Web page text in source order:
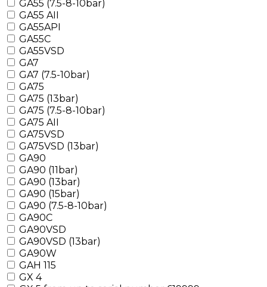
GA55 (7.5-8-10bar)
GA55 AII
GA55API
GA55C
GA55VSD
GA7
GA7 (7.5-10bar)
GA75
GA75 (13bar)
GA75 (7.5-8-10bar)
GA75 AII
GA75VSD
GA75VSD (13bar)
GA90
GA90 (11bar)
GA90 (13bar)
GA90 (15bar)
GA90 (7.5-8-10bar)
GA90C
GA90VSD
GA90VSD (13bar)
GA90W
GAH 115
GX 4